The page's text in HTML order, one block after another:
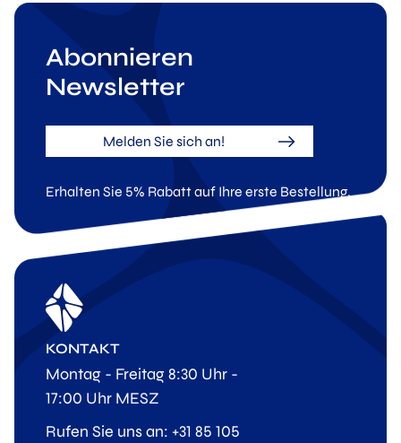
Abonnieren
Newsletter
Melden Sie sich an!
Erhalten Sie 5% Rabatt auf Ihre erste Bestellung.
KONTAKT
Montag - Freitag 8:30 Uhr -
17:00 Uhr MESZ
Rufen Sie uns an: +31 85 105